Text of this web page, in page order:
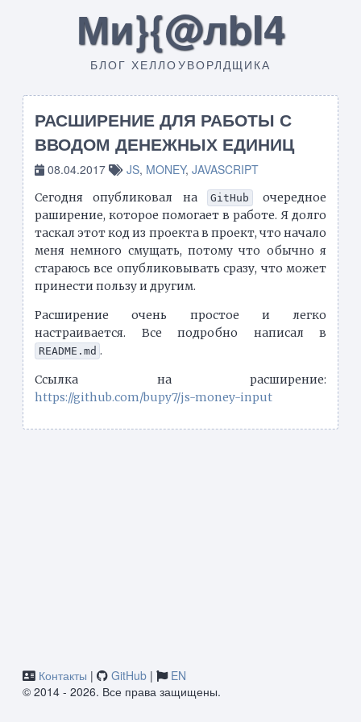
Ми}{@лbI4
БЛОГ ХЕЛЛОУВОРЛДЩИКА
РАСШИРЕНИЕ ДЛЯ РАБОТЫ С
ВВОДОМ ДЕНЕЖНЫХ ЕДИНИЦ
08.04.2017 JS, MONEY, JAVASCRIPT
Сегодня опубликовал на GitHub
очередное
раширение, которое помогает в работе. Я долго
таскал этот код из проекта в проект, что начало
меня немного смущать, потому что обычно я
стараюсь все опубликовывать сразу, что может
принести пользу и другим.
Расширение очень простое и легко
настраивается. Все подробно написал в
README.md .
Ссылка на расширение:
https://github.com/bupy7/js-money-input
Контакты | GitHub |
EN
© 2014 - 2026. Все права защищены.